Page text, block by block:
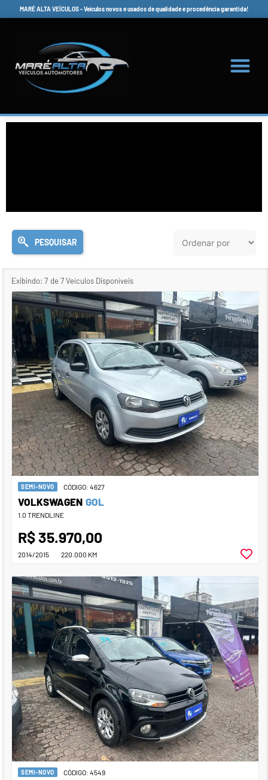
MARÉ ALTA VEÍCULOS - Veículos novos e usados de qualidade e procedência garantida!
PESQUISAR
Exibindo:7 de7Veículos Disponíveis
SEMI-NOVO CÓDIGO: 4627
VOLKSWAGEN GOL
1.0 TRENDLINE
R$ 35.970,00
2014/2015 220.000 KM
SEMI-NOVO CÓDIGO: 4549